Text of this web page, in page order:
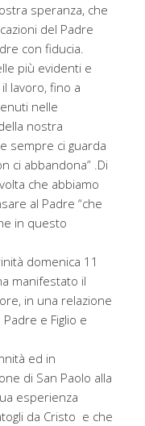
speranza, che
del Padre
con fiducia.
più evidenti e
lavoro, fino a
nelle
nostra
sempre ci guarda
ci abbandona” .Di
che abbiamo
al Padre “che
in questo
domenica 11
manifestato il
in una relazione
e Figlio e
ed in
di San Paolo alla
esperienza
da Cristo e che